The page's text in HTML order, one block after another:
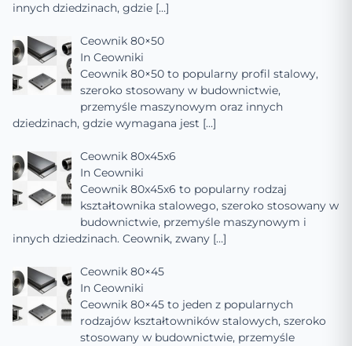
innych dziedzinach, gdzie […]
Ceownik 80×50
In Ceowniki
Ceownik 80×50 to popularny profil stalowy,
szeroko stosowany w budownictwie,
przemyśle maszynowym oraz innych
dziedzinach, gdzie wymagana jest […]
Ceownik 80x45x6
In Ceowniki
Ceownik 80x45x6 to popularny rodzaj
kształtownika stalowego, szeroko stosowany w
budownictwie, przemyśle maszynowym i
innych dziedzinach. Ceownik, zwany […]
Ceownik 80×45
In Ceowniki
Ceownik 80×45 to jeden z popularnych
rodzajów kształtowników stalowych, szeroko
stosowany w budownictwie, przemyśle